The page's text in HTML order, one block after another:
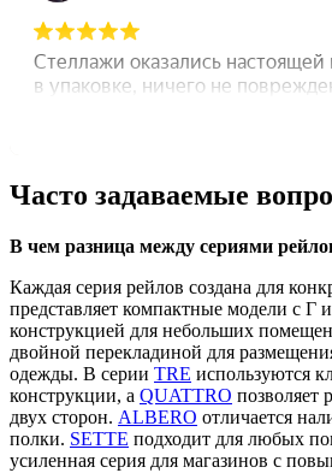
Часто задаваемые
В чем разница между сериями
Каждая серия рейлов создана для
представляет компактные модели с Г
конструкцией для небольших
двойной перекладиной для
одежды. В серии TRE используются
конструкции, а QUATTRO позволяет
двух сторон. ALBERO отличается
полки. SETTE подходит для любых
усиленная серия для магазинов с